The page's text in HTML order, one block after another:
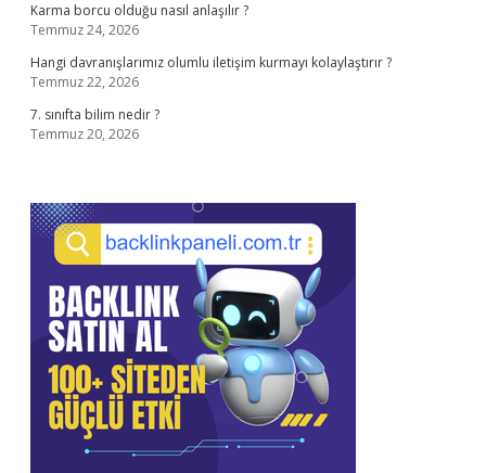
Karma borcu olduğu nasıl anlaşılır ?
Temmuz 24, 2026
Hangi davranışlarımız olumlu iletişim kurmayı kolaylaştırır ?
Temmuz 22, 2026
7. sınıfta bilim nedir ?
Temmuz 20, 2026